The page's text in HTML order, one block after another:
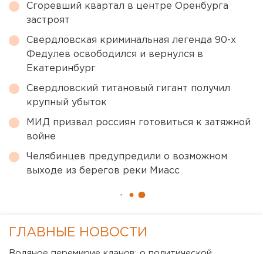
Сгоревший квартал в центре Оренбурга
застроят
Свердловская криминальная легенда 90-х
Федулев освободился и вернулся в
Екатеринбург
Свердловский титановый гигант получил
крупный убыток
МИД призвал россиян готовиться к затяжной
войне
Челябинцев предупредили о возможном
выходе из берегов реки Миасс
ГЛАВНЫЕ НОВОСТИ